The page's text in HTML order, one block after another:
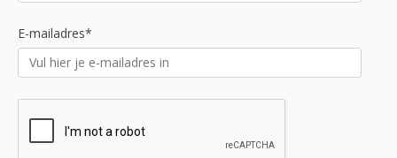
E-mailadres*